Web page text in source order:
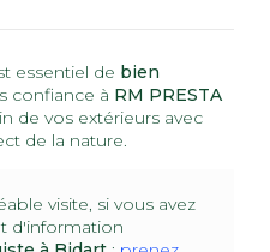
essentiel de bien
confiance à RM PRESTA
de vos extérieurs avec
de la nature.
visite, si vous avez
d'information